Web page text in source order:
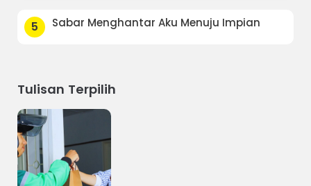
5 Sabar Menghantar Aku Menuju Impian
Tulisan Terpilih